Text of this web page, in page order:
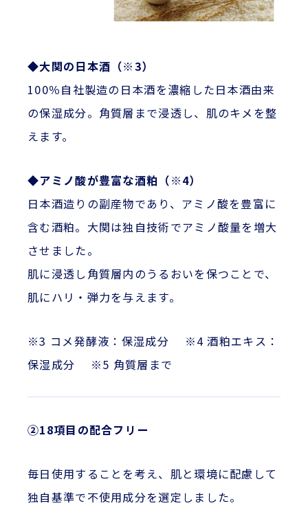
◆大関の日本酒（※3）
100％自社製造の日本酒を濃縮した日本酒由来
の保湿成分。角質層まで浸透し、肌のキメを整
えます。
◆アミノ酸が豊富な酒粕（※4）
日本酒造りの副産物であり、アミノ酸を豊富に
含む酒粕。大関は独自技術でアミノ酸量を増大
させました。
肌に浸透し角質層内のうるおいを保つことで、
肌にハリ・弾力を与えます。
※3 コメ発酵液：保湿成分 ※4 酒粕エキス：
保湿成分 ※5 角質層まで
②18項目の配合フリー
毎日使用することを考え、肌と環境に配慮して
独自基準で不使用成分を選定しました。